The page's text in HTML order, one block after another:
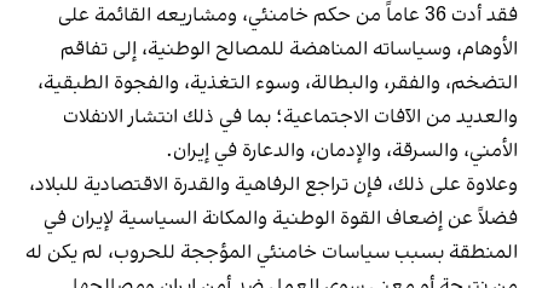
فقد أدت 36 عاماً من حكم خامنئي، ومشاریعه القائمة على
الأوهام، وسياساته المناهضة للمصالح الوطنية، إلى تفاقم
التضخم، والفقر، والبطالة، وسوء التغذية، والفجوة الطبقية،
والعديد من الآفات الاجتماعية؛ بما في ذلك انتشار الانفلات
الأمني، والسرقة، والإدمان، والدعارة في إيران.
وعلاوة على ذلك، فإن تراجع الرفاهية والقدرة الاقتصادية للبلاد،
فضلاً عن إضعاف القوة الوطنية والمكانة السياسية لإيران في
المنطقة بسبب سياسات خامنئي المؤججة للحروب، لم يكن له